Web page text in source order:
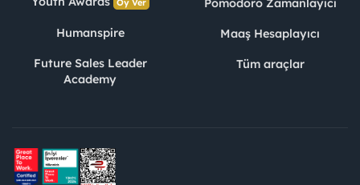
Humanspire
Future Sales Leader
Academy
Pomodoro Zamanlayıcı
Maaş Hesaplayıcı
Tüm araçlar